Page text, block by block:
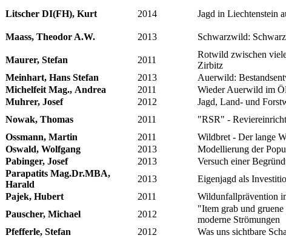
Litscher DI(FH), Kurt
2014 Jagd in Liechtenstein
Maass, Theodor A.W.
2013 Schwarzwild:
Maurer, Stefan
2011
Rotwild zwischen
Zirbitz
Meinhart, Hans Stefan
2013
Auerwild:
Michelfeit Mag., Andrea
2011
Wieder Auerwild im
Muhrer, Josef
2012
Jagd, Land- und
Nowak, Thomas
2011 "RSR" -
Ossmann, Martin
2011
Wildbret - Der lange
Oswald, Wolfgang
2013
Modellierung der
Pabinger, Josef
2013
Versuch einer
Parapatits Mag.Dr.MBA,
Harald
2013 Eigenjagd als
Pajek, Hubert
2011
Wildunfallprävention
Pauscher, Michael
2012
"Item grab und
moderne Strömungen
Pfefferle, Stefan
2012
Was uns sichtbare